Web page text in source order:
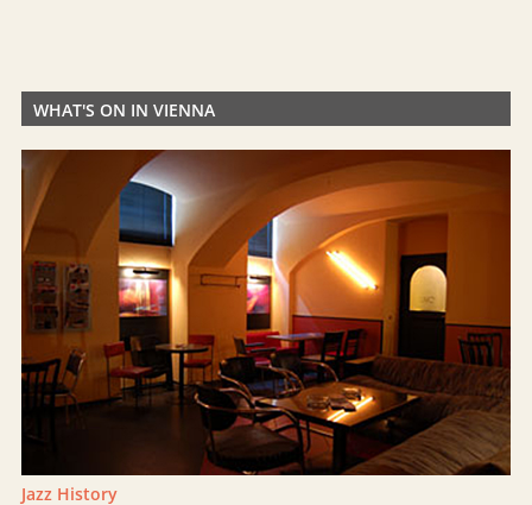
WHAT'S ON IN VIENNA
Jazz History